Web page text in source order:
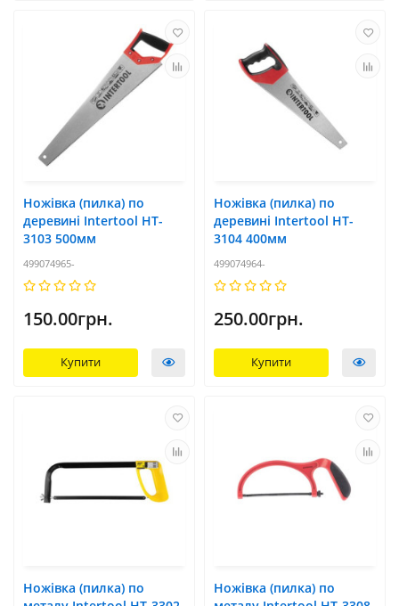
Ножівка (пилка) по
деревині Intertool HT-
3103 500мм
499074965-
150.00грн.
Купити
Ножівка (пилка) по
деревині Intertool HT-
3104 400мм
499074964-
250.00грн.
Купити
Ножівка (пилка) по
Ножівка (пилка) по